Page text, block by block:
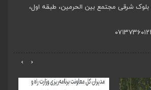
شرقی مجتمع بین الحرمین، طبقه اول،
‹
›